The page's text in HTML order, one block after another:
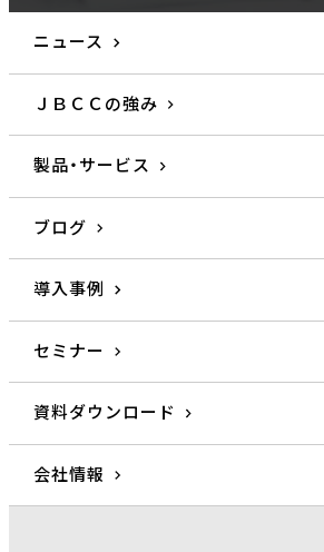
ニュース
ＪＢＣＣの強み
製品・サービス
ブログ
導入事例
セミナー
資料ダウンロード
会社情報